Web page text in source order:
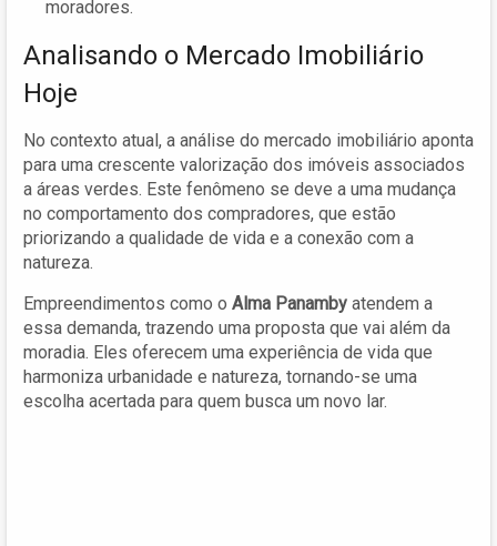
moradores.
Analisando o Mercado Imobiliário
Hoje
No contexto atual, a análise do mercado imobiliário aponta
para uma crescente valorização dos imóveis associados
a áreas verdes. Este fenômeno se deve a uma mudança
no comportamento dos compradores, que estão
priorizando a qualidade de vida e a conexão com a
natureza.
Empreendimentos como o Alma Panamby atendem a
essa demanda, trazendo uma proposta que vai além da
moradia. Eles oferecem uma experiência de vida que
harmoniza urbanidade e natureza, tornando-se uma
escolha acertada para quem busca um novo lar.